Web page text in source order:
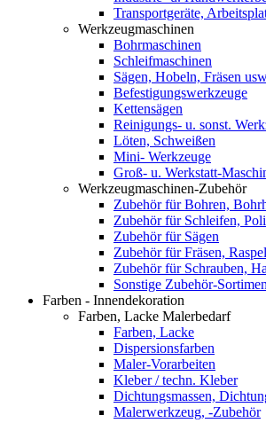
Transportgeräte,
Werkzeugmaschinen
Bohrmaschinen
Schleifmaschinen
Sägen, Hobeln, Fräsen
Befestigungswerkzeuge
Kettensägen
Reinigungs- u. sonst.
Löten, Schweißen
Mini- Werkzeuge
Groß- u. Werkstatt-
Werkzeugmaschinen-Zubehör
Zubehör für Bohren,
Zubehör für Schleifen,
Zubehör für Sägen
Zubehör für Fräsen,
Zubehör für Schrauben,
Sonstige Zubehör-
Farben - Innendekoration
Farben, Lacke Malerbedarf
Farben, Lacke
Dispersionsfarben
Maler-Vorarbeiten
Kleber / techn. Kleber
Dichtungsmassen,
Malerwerkzeug, -Zubehör